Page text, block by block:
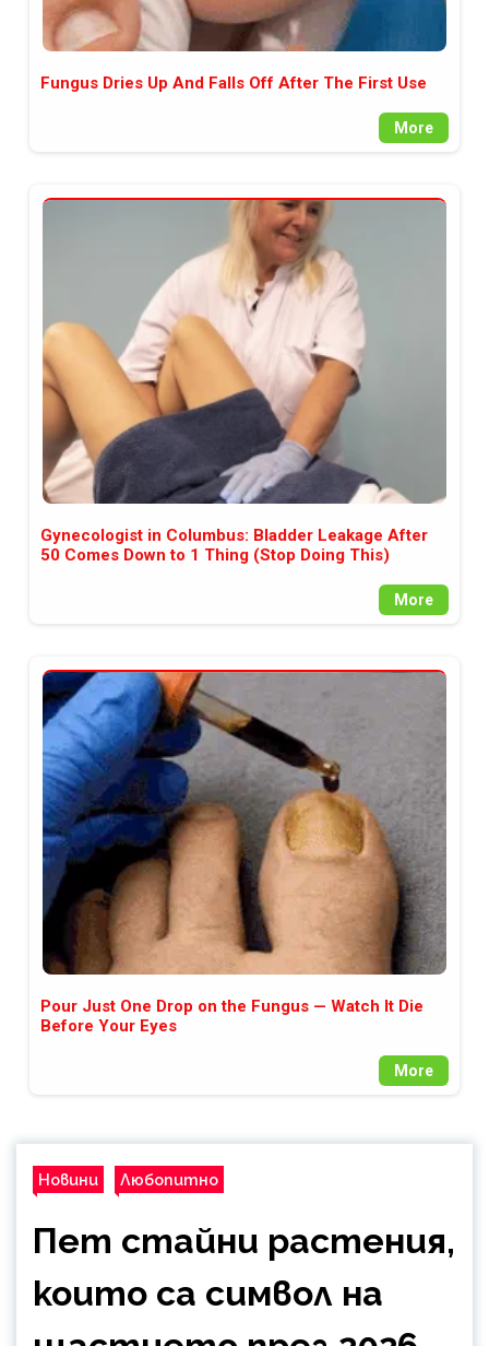
Fungus Dries Up And Falls Off After The First Use
More
Gynecologist in Columbus: Bladder Leakage After
50 Comes Down to 1 Thing (Stop Doing This)
More
Pour Just One Drop on the Fungus — Watch It Die
Before Your Eyes
More
Новини Любопитно
Пет стайни растения,
които са символ на